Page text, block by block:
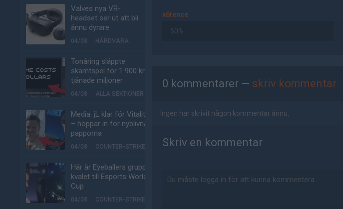
Valves nya VR-
headset ser ut att bli
ännu dyrare
04/08 HÅRDVARA
Tonåring släppte
skämtspel för 1 900 kr –
tjänade miljoner
04/08 ALLA SEKTIONER
Media: jL klar för Vitality
– hoppar in för nyblivna
papporna
04/08 COUNTER-STRIKE
Här är Eyeballers grupp i
kvalet till Esports World
Cup
04/08 COUNTER-STRIKE
x6tence
50%
0 kommentarer — skriv kommentar
Ingen har skrivit någon kommentar ännu.
Skriv en kommentar